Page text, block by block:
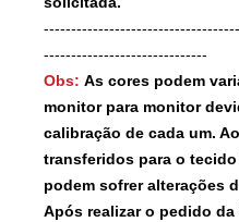
------------------------------
Obs: As cores podem
monitor para monitor
calibração de cada um.
transferidos para o tecido
podem sofrer alterações
Após realizar o pedido da